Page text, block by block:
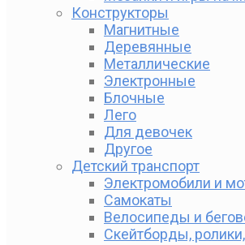
Конструкторы
Магнитные
Деревянные
Металлические
Электронные
Блочные
Лего
Для девочек
Другое
Детский транспорт
Электромобили и
Самокаты
Велосипеды и
Скейтборды,